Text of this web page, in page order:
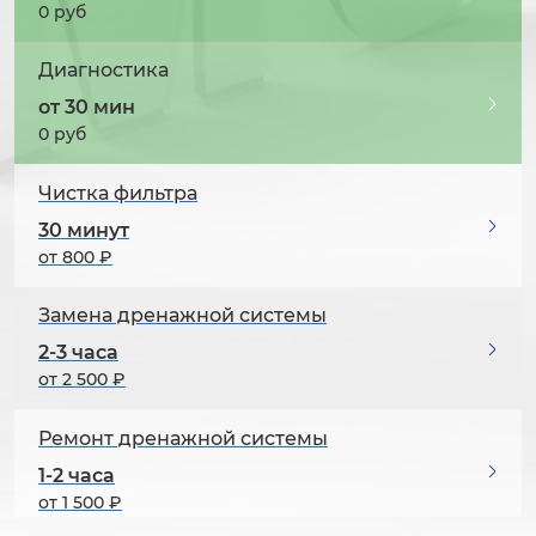
0 руб
Диагностика
от 30 мин
0 руб
Чистка фильтра
30 минут
от 800 ₽
Замена дренажной системы
2-3 часа
от 2 500 ₽
Ремонт дренажной системы
1-2 часа
от 1 500 ₽